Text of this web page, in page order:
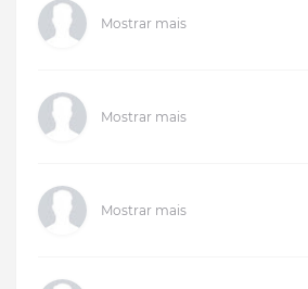
Mostrar mais
Mostrar mais
Mostrar mais